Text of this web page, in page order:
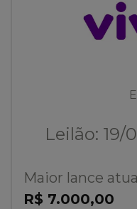
Leilão: 19/
Maior lance
R$ 7.000,00